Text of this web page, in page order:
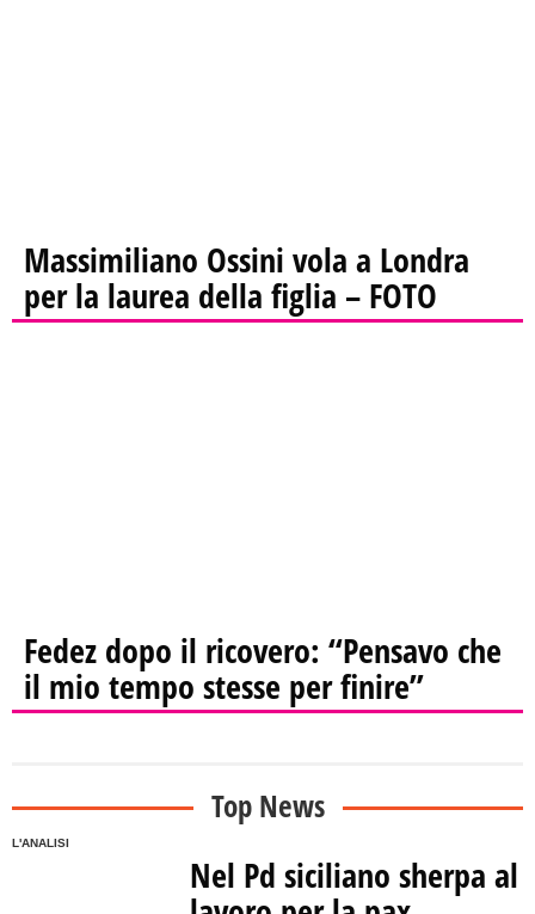
Massimiliano Ossini vola a Londra
per la laurea della figlia – FOTO
Fedez dopo il ricovero: “Pensavo che
il mio tempo stesse per finire”
Top News
L'ANALISI
Nel Pd siciliano sherpa al